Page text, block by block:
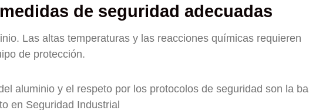
de seguridad adecuadas
Las altas temperaturas y las reacciones químicas requieren
de protección.
aluminio y el respeto por los protocolos de seguridad son la
en Seguridad Industrial